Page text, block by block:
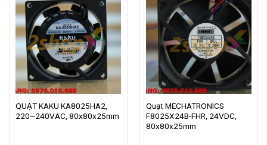
QUẠT KAKU KA8025HA2,
220~240VAC, 80x80x25mm
Quạt MECHATRONICS
F8025X24B-FHR, 24VDC,
80x80x25mm